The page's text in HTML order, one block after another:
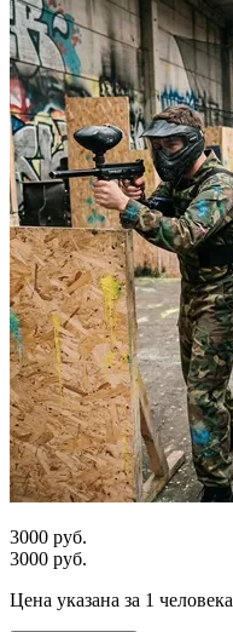
3000 руб.
3000 руб.
Цена указана за 1 человека